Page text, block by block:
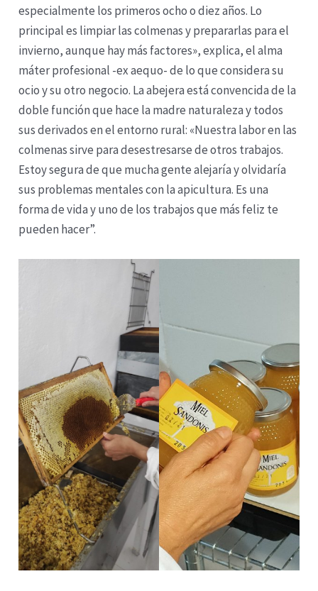
especialmente los primeros ocho o diez años. Lo
principal es limpiar las colmenas y prepararlas para el
invierno, aunque hay más factores», explica, el alma
máter profesional -ex aequo- de lo que considera su
ocio y su otro negocio. La abejera está convencida de la
doble función que hace la madre naturaleza y todos
sus derivados en el entorno rural: «Nuestra labor en las
colmenas sirve para desestresarse de otros trabajos.
Estoy segura de que mucha gente alejaría y olvidaría
sus problemas mentales con la apicultura. Es una
forma de vida y uno de los trabajos que más feliz te
pueden hacer”.